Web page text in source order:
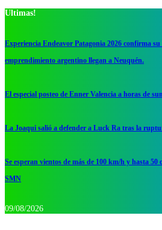
Ultimas!
Experiencia Endeavor Patagonia 2026 confirma
emprendimiento argentino llegan a Neuquén.
El especial posteo de Enner Valencia a horas de
La Joaqui salió a defender a Luck Ra tras la
Se esperan vientos de más de 100 km/h y hasta
SMN
09/08/2026